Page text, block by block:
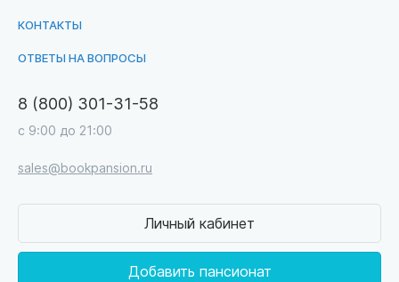
КОНТАКТЫ
ОТВЕТЫ НА ВОПРОСЫ
8 (800) 301-31-58
с 9:00 до 21:00
sales@bookpansion.ru
Личный кабинет
Добавить пансионат